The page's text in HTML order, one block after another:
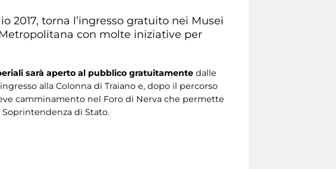
torna l’ingresso gratuito nei Musei
con molte iniziative per
sarà aperto al pubblico gratuitamente dalle
alla Colonna di Traiano e, dopo il percorso
camminamento nel Foro di Nerva che permette
Soprintendenza di Stato.